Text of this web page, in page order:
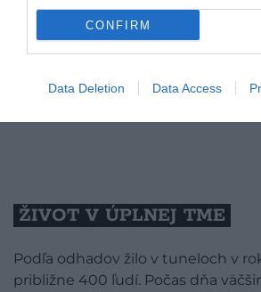
CONFIRM
Data Deletion Data Access
ŽIVOT V ÚPLNEJ TME
Podľa odhadov žilo v tuneloch v
približne 400 ľudí. Počas dňa